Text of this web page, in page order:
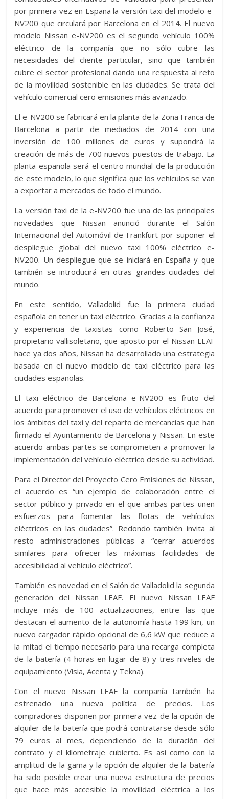
por primera vez en España la versión taxi del modelo e-
NV200 que circulará por Barcelona en el 2014. El nuevo
modelo Nissan e-NV200 es el segundo vehículo 100%
eléctrico de la compañía que no sólo cubre las
necesidades del cliente particular, sino que también
cubre el sector profesional dando una respuesta al reto
de la movilidad sostenible en las ciudades. Se trata del
vehículo comercial cero emisiones más avanzado.
El e-NV200 se fabricará en la planta de la Zona Franca de
Barcelona a partir de mediados de 2014 con una
inversión de 100 millones de euros y supondrá la
creación de más de 700 nuevos puestos de trabajo. La
planta española será el centro mundial de la producción
de este modelo, lo que significa que los vehículos se van
a exportar a mercados de todo el mundo.
La versión taxi de la e-NV200 fue una de las principales
novedades que Nissan anunció durante el Salón
Internacional del Automóvil de Frankfurt por suponer el
despliegue global del nuevo taxi 100% eléctrico e-
NV200. Un despliegue que se iniciará en España y que
también se introducirá en otras grandes ciudades del
mundo.
En este sentido, Valladolid fue la primera ciudad
española en tener un taxi eléctrico. Gracias a la confianza
y experiencia de taxistas como Roberto San José,
propietario vallisoletano, que aposto por el Nissan LEAF
hace ya dos años, Nissan ha desarrollado una estrategia
basada en el nuevo modelo de taxi eléctrico para las
ciudades españolas.
El taxi eléctrico de Barcelona e-NV200 es fruto del
acuerdo para promover el uso de vehículos eléctricos en
los ámbitos del taxi y del reparto de mercancías que han
firmado el Ayuntamiento de Barcelona y Nissan. En este
acuerdo ambas partes se comprometen a promover la
implementación del vehículo eléctrico desde su actividad.
Para el Director del Proyecto Cero Emisiones de Nissan,
el acuerdo es “un ejemplo de colaboración entre el
sector público y privado en el que ambas partes unen
esfuerzos para fomentar las flotas de vehículos
eléctricos en las ciudades”. Redondo también invita al
resto administraciones públicas a “cerrar acuerdos
similares para ofrecer las máximas facilidades de
accesibilidad al vehículo eléctrico”.
También es novedad en el Salón de Valladolid la segunda
generación del Nissan LEAF. El nuevo Nissan LEAF
incluye más de 100 actualizaciones, entre las que
destacan el aumento de la autonomía hasta 199 km, un
nuevo cargador rápido opcional de 6,6 kW que reduce a
la mitad el tiempo necesario para una recarga completa
de la batería (4 horas en lugar de 8) y tres niveles de
equipamiento (Visia, Acenta y Tekna).
Con el nuevo Nissan LEAF la compañía también ha
estrenado una nueva política de precios. Los
compradores disponen por primera vez de la opción de
alquiler de la batería que podrá contratarse desde sólo
79 euros al mes, dependiendo de la duración del
contrato y el kilometraje cubierto. Es así como con la
amplitud de la gama y la opción de alquiler de la batería
ha sido posible crear una nueva estructura de precios
que hace más accesible la movilidad eléctrica a los